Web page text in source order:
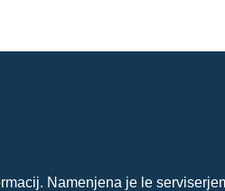
Namenjena je le